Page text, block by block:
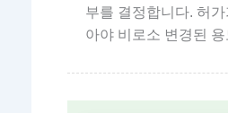
부를 결정합니다. 허
아야 비로소 변경된